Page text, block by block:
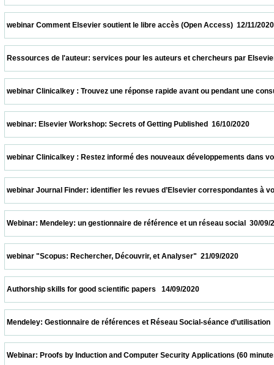
webinar Comment Elsevier soutient le libre accès (Open
Ressources de l'auteur: services pour les auteurs et chercheurs
webinar Clinicalkey : Trouvez une réponse rapide avant ou
webinar: Elsevier Workshop: Secrets of Getting Published  16/
webinar Clinicalkey : Restez informé des nouveaux
webinar Journal Finder: identifier les revues d’Elsevier
Webinar: Mendeley: un gestionnaire de référence et un réseau
webinar "Scopus: Rechercher, Découvrir, et Analyser"  21/09/
Authorship skills for good scientific papers   14/09/2020
Mendeley: Gestionnaire de références et Réseau Social-séance
Webinar: Proofs by Induction and Computer Security Applications